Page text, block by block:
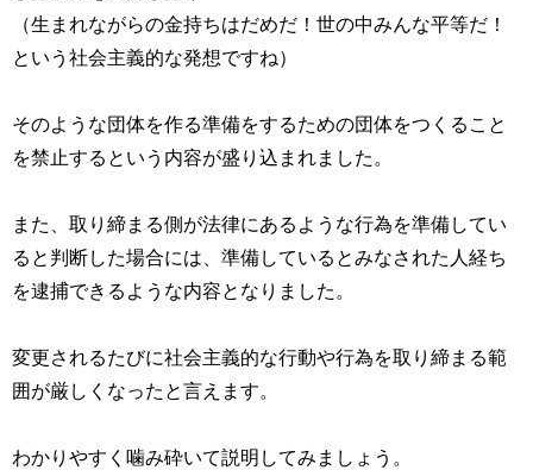
（生まれながらの金持ちはだめだ！世の中みんな平等だ！
という社会主義的な発想ですね）
そのような団体を作る準備をするための団体をつくること
を禁止するという内容が盛り込まれました。
また、取り締まる側が法律にあるような行為を準備してい
ると判断した場合には、準備しているとみなされた人経ち
を逮捕できるような内容となりました。
変更されるたびに社会主義的な行動や行為を取り締まる範
囲が厳しくなったと言えます。
わかりやすく噛み砕いて説明してみましょう。